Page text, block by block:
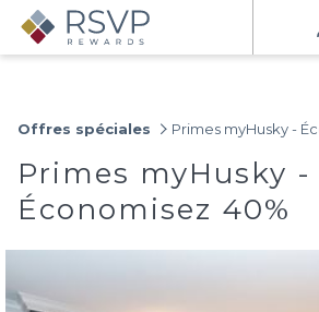
Offres spéciales Primes myHusky -
Primes myHusky -
Économisez 40%